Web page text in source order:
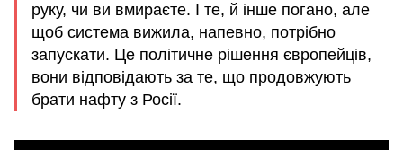
руку, чи ви вмираєте. І те, й інше погано, але
щоб система вижила, напевно, потрібно
запускати. Це політичне рішення європейців,
вони відповідають за те, що продовжують
брати нафту з Росії.